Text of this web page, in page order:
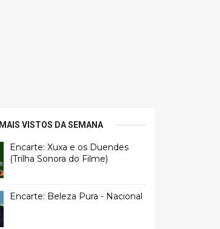
MAIS VISTOS DA SEMANA
Encarte: Xuxa e os Duendes
(Trilha Sonora do Filme)
Encarte: Beleza Pura - Nacional